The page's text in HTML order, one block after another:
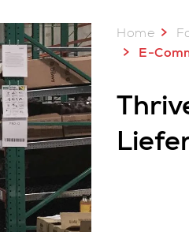
Home
E-Commerce-